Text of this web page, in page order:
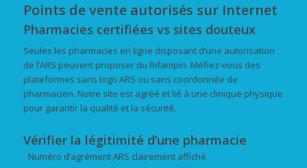
Points de vente autorisés sur Internet
Pharmacies certifiées vs sites douteux
Seules les pharmacies en ligne disposant d’une autorisation
de l’ARS peuvent proposer du Rifampin. Méfiez-vous des
plateformes sans logo ARS ou sans coordonnée de
pharmacien. Notre site est agréé et lié à une clinique physique
pour garantir la qualité et la sécurité.
Vérifier la légitimité d’une pharmacie
Numéro d’agrément ARS clairement affiché